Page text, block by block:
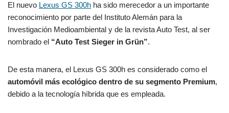
El nuevo Lexus GS 300h ha sido merecedor a un importante
reconocimiento por parte del Instituto Alemán para la
Investigación Medioambiental y de la revista Auto Test, al ser
nombrado el “Auto Test Sieger in Grün”.
De esta manera, el Lexus GS 300h es considerado como el
automóvil más ecológico dentro de su segmento Premium,
debido a la tecnología híbrida que es empleada.